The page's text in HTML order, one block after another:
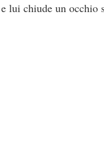
lui chiude un